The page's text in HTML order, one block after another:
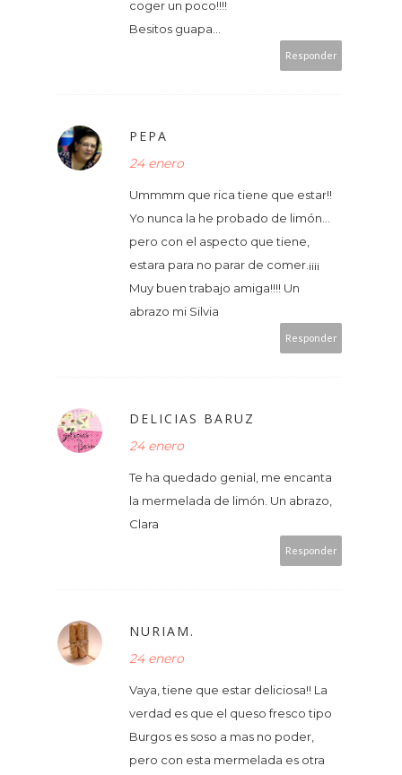
coger un poco!!!!
Besitos guapa...
Responder
PEPA
24 enero
Ummmm que rica tiene que estar!!
Yo nunca la he probado de limón...
pero con el aspecto que tiene,
estara para no parar de comer.¡¡¡¡
Muy buen trabajo amiga!!!! Un
abrazo mi Silvia
Responder
DELICIAS BARUZ
24 enero
Te ha quedado genial, me encanta
la mermelada de limón. Un abrazo,
Clara
Responder
NURIAM.
24 enero
Vaya, tiene que estar deliciosa!! La
verdad es que el queso fresco tipo
Burgos es soso a mas no poder,
pero con esta mermelada es otra